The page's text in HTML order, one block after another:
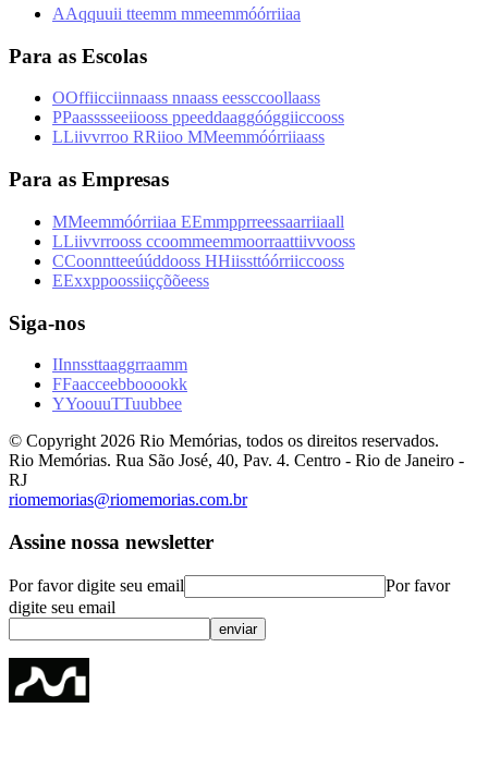
AAqquuii tteemm mmeemmóórriiaa
Para as Escolas
OOffiicciinnaass nnaass eessccoollaass
PPaasssseeiiooss ppeeddaaggóóggiiccooss
LLiivvrroo RRiioo MMeemmóórriiaass
Para as Empresas
MMeemmóórriiaa EEmmpprreessaarriiaall
LLiivvrrooss ccoommeemmoorraattiivvooss
CCoonntteeúúddooss HHiissttóórriiccooss
EExxppoossiiççõõeess
Siga-nos
IInnssttaaggrraamm
FFaacceebbooookk
YYoouuTTuubbee
© Copyright 2026 Rio Memórias, todos os direitos reservados.
Rio Memórias. Rua São José, 40, Pav. 4. Centro - Rio de Janeiro -
RJ
riomemorias@riomemorias.com.br
Assine nossa newsletter
Por favor digite seu email
Por favor
digite seu email
enviar